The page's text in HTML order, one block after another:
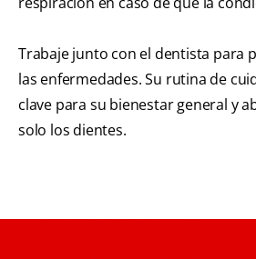
Trabaje junto con el dentista para
las enfermedades. Su rutina de
clave para su bienestar general y
solo los dientes.